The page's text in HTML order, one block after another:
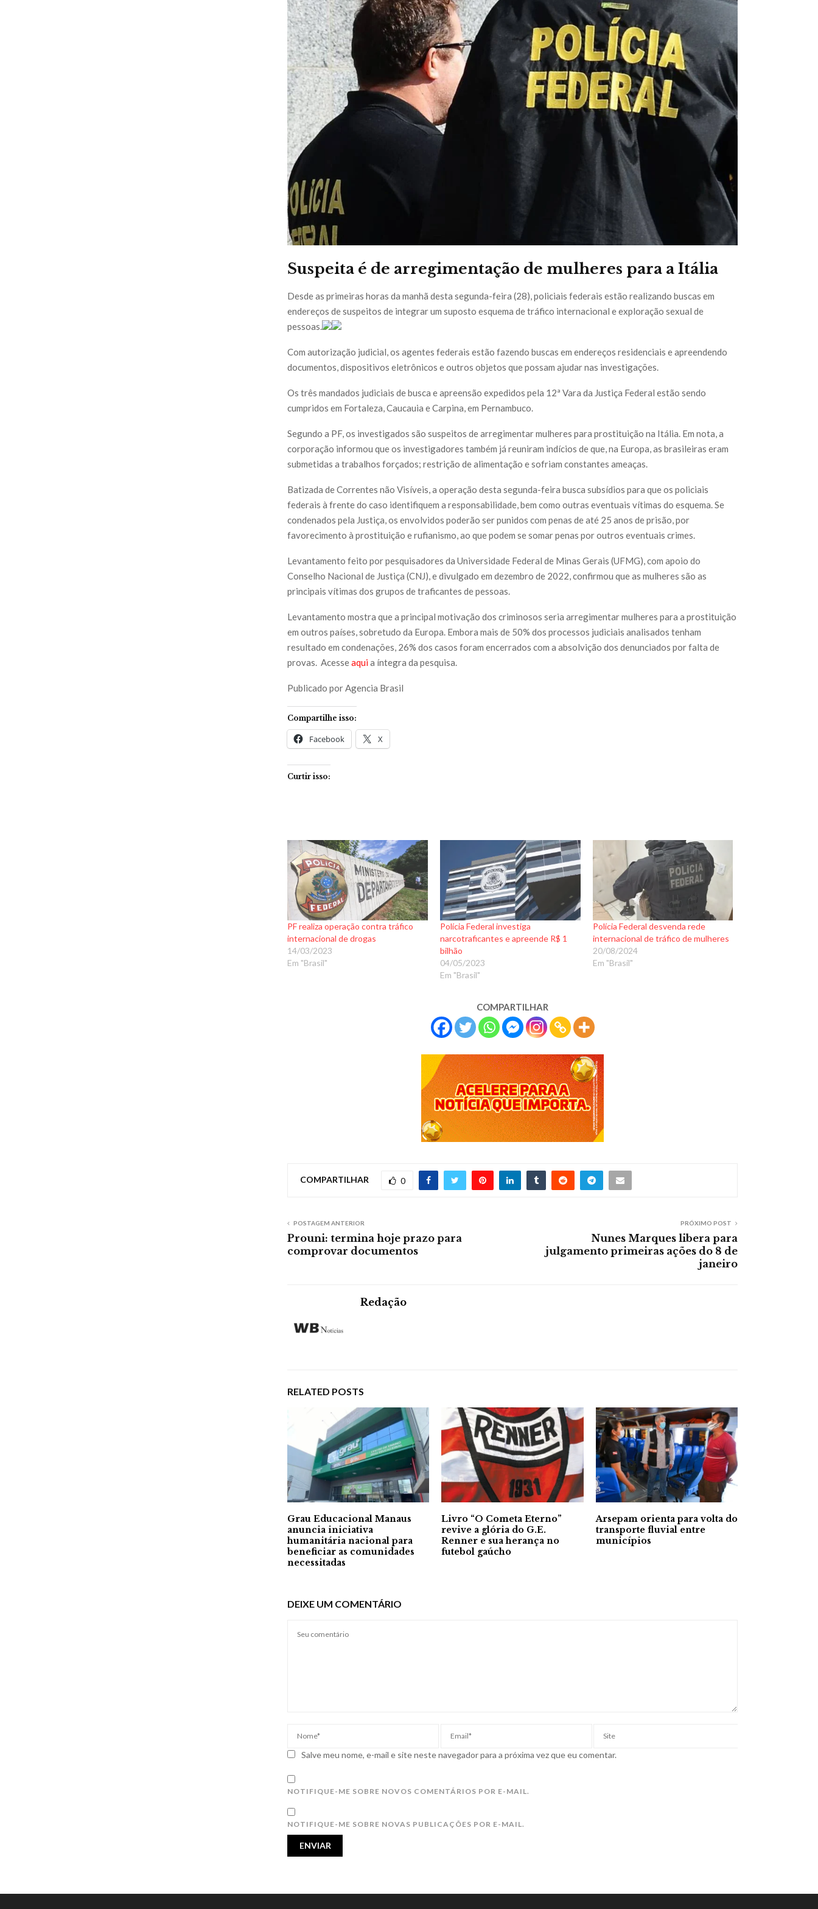
Suspeita é de arregimentação de mulheres para a Itália
Desde as primeiras horas da manhã desta segunda-feira (28), policiais federais estão realizando buscas em
endereços de suspeitos de integrar um suposto esquema de tráfico internacional e exploração sexual de
pessoas.
Com autorização judicial, os agentes federais estão fazendo buscas em endereços residenciais e apreendendo
documentos, dispositivos eletrônicos e outros objetos que possam ajudar nas investigações.
Os três mandados judiciais de busca e apreensão expedidos pela 12ª Vara da Justiça Federal estão sendo
cumpridos em Fortaleza, Caucauia e Carpina, em Pernambuco.
Segundo a PF, os investigados são suspeitos de arregimentar mulheres para prostituição na Itália. Em nota, a
corporação informou que os investigadores também já reuniram indícios de que, na Europa, as brasileiras eram
submetidas a trabalhos forçados; restrição de alimentação e sofriam constantes ameaças.
Batizada de Correntes não Visíveis, a operação desta segunda-feira busca subsídios para que os policiais
federais à frente do caso identifiquem a responsabilidade, bem como outras eventuais vítimas do esquema. Se
condenados pela Justiça, os envolvidos poderão ser punidos com penas de até 25 anos de prisão, por
favorecimento à prostituição e rufianismo, ao que podem se somar penas por outros eventuais crimes.
Levantamento feito por pesquisadores da Universidade Federal de Minas Gerais (UFMG), com apoio do
Conselho Nacional de Justiça (CNJ), e divulgado em dezembro de 2022, confirmou que as mulheres são as
principais vítimas dos grupos de traficantes de pessoas.
Levantamento mostra que a principal motivação dos criminosos seria arregimentar mulheres para a prostituição
em outros países, sobretudo da Europa. Embora mais de 50% dos processos judiciais analisados tenham
resultado em condenações, 26% dos casos foram encerrados com a absolvição dos denunciados por falta de
provas. Acesseaqui a íntegra da pesquisa.
Publicado por Agencia Brasil
Compartilhe isso:
Facebook X
Curtir isso:
PF realiza operação contra tráfico
internacional de drogas
14/03/2023
Em "Brasil"
Polícia Federal investiga
narcotraficantes e apreende R$ 1
bilhão
04/05/2023
Em "Brasil"
Polícia Federal desvenda rede
internacional de tráfico de mulheres
20/08/2024
Em "Brasil"
COMPARTILHAR
COMPARTILHAR 0
POSTAGEM ANTERIOR
Prouni: termina hoje prazo para
comprovar documentos
PRÓXIMO POST
Nunes Marques libera para
julgamento primeiras ações do 8 de
janeiro
Redação
RELATED POSTS
Grau Educacional Manaus
anuncia iniciativa
humanitária nacional para
beneficiar as comunidades
necessitadas
Livro “O Cometa Eterno”
revive a glória do G.E.
Renner e sua herança no
futebol gaúcho
Arsepam orienta para volta do
transporte fluvial entre
municípios
DEIXE UM COMENTÁRIO
Salve meu nome, e-mail e site neste navegador para a próxima vez que eu comentar.
NOTIFIQUE-ME SOBRE NOVOS COMENTÁRIOS POR E-MAIL.
NOTIFIQUE-ME SOBRE NOVAS PUBLICAÇÕES POR E-MAIL.